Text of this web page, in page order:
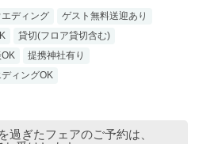
ディング
ゲスト無料送迎あり
貸切(フロア貸切含む)
提携神社有り
ィングOK
過ぎたフェアのご予約は、